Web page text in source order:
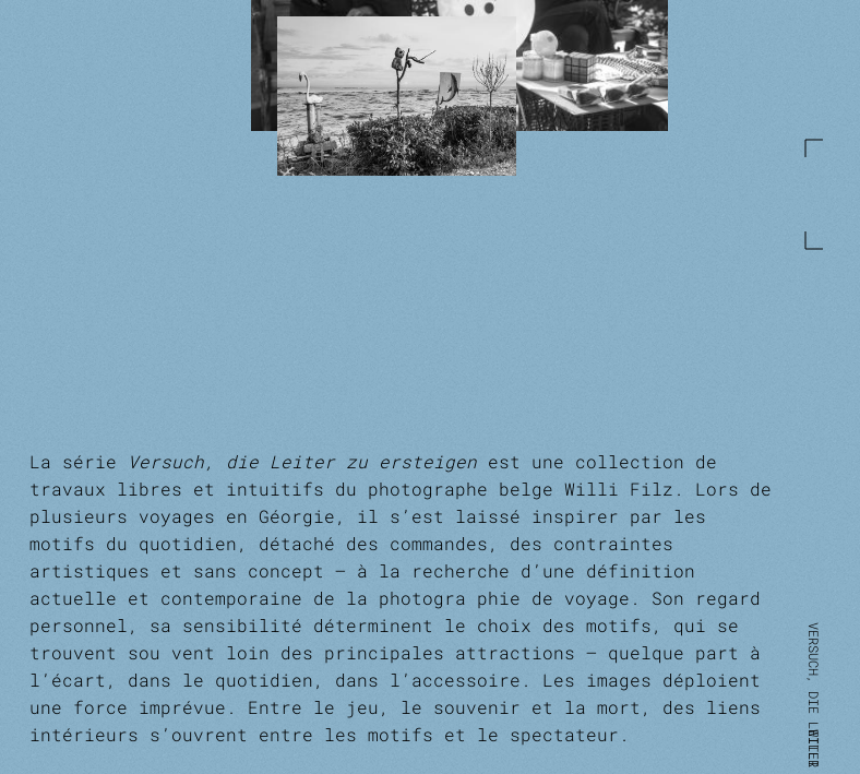
La série Versuch, die Leiter zu ersteigen est une collection de
travaux libres et intuitifs du photographe belge Willi Filz. Lors de
plusieurs voyages en Géorgie, il s’est laissé inspirer par les
motifs du quotidien, détaché des commandes, des contraintes
artistiques et sans concept – à la recherche d’une définition
actuelle et contemporaine de la photogra­ phie de voyage. Son regard
personnel, sa sensibilité déterminent le choix des motifs, qui se
trouvent sou­ vent loin des principales attractions – quelque part à
l’écart, dans le quotidien, dans l’accessoire. Les images déploient
une force imprévue. Entre le jeu, le souvenir et la mort, des liens
intérieurs s’ouvrent entre les motifs et le spectateur.